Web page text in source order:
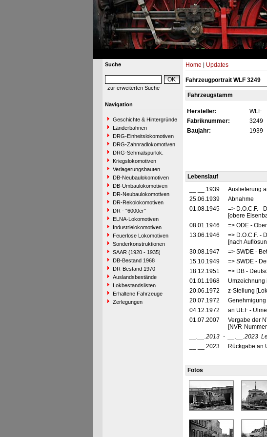
Suche
zur erweiterten Suche
Navigation
Geschichte & Hintergründe
Länderbahnen
DRG-Einheitslokomotiven
DRG-Zahnradlokomotiven
DRG-Schmalspurlok.
Kriegslokomotiven
Verlagerungsbauten
DB-Neubaulokomotiven
DB-Umbaulokomotiven
DR-Neubaulokomotiven
DR-Rekolokomotiven
DR - "6000er"
ELNA-Lokomotiven
Industrielokomotiven
Feuerlose Lokomotiven
Sonderkonstruktionen
SAAR (1920 - 1935)
DB-Bestand 1968
DR-Bestand 1970
Auslandsbestände
Lokbestandslisten
Erhaltene Fahrzeuge
Zerlegungen
Home Updates
Fahrzeugportrait WLF 3249
Fahrzeugstamm
Hersteller: WLF
Fabriknummer:
3249
Baujahr:
1939
Lebenslauf
__.__.1939
Auslieferung
25.06.1939
Abnahme
01.08.1945
=> D.O.C.F. -
[obere
08.01.1946
=> ODE -
13.06.1946
=> D.O.C.F. -
[nach
30.08.1947
=> SWDE -
15.10.1949
=> SWDE -
18.12.1951
=> DB -
01.01.1968
Umzeichnung
20.06.1972
z-Stellung
20.07.1972
Genehmigung
04.12.1972
an UEF -
01.07.2007
Vergabe der
[NVR-
__.__.2013 - __.__.2023
__.__.2023
Rückgabe an
Fotos